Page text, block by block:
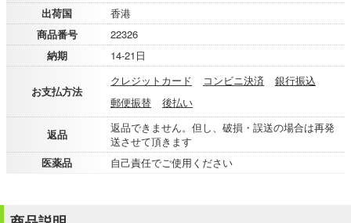
出荷国
香港
商品番号
22326
納期
14-21日
お支払方法
クレジットカード コンビニ決済
銀行振込
郵便振替
後払い
返品
返品できません。但し、破損・誤送の場合は再発
送させて頂きます
医薬品
自己責任でご使用ください